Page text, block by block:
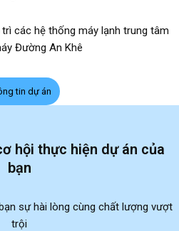
các hệ thống máy lạnh trung tâm
Đường An Khê
tin dự án
hội thực hiện dự án của
bạn
sự hài lòng cùng chất lượng vượt
trội